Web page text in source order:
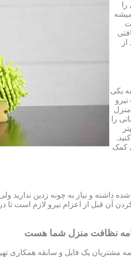
یکی
را
کمک
داشته و نیاز به چونه زدین
آن قبل از اعزام نیرو لازم است تا
نظافت منزل شما هست
یک فایل و سابقه همکاری